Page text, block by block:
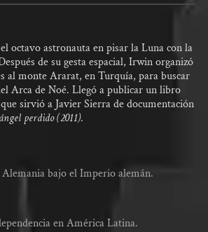
octavo astronauta en pisar la Luna con la
de su gesta espacial, Irwin organizó
al monte Ararat, en Turquía, para buscar
Arca de Noé. Llegó a publicar un libro
sirvió a Javier Sierra de documentación
perdido (2011).
bajo el Imperio alemán.
en América Latina.